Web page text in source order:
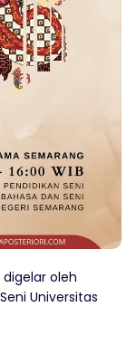
digelar oleh
Universitas